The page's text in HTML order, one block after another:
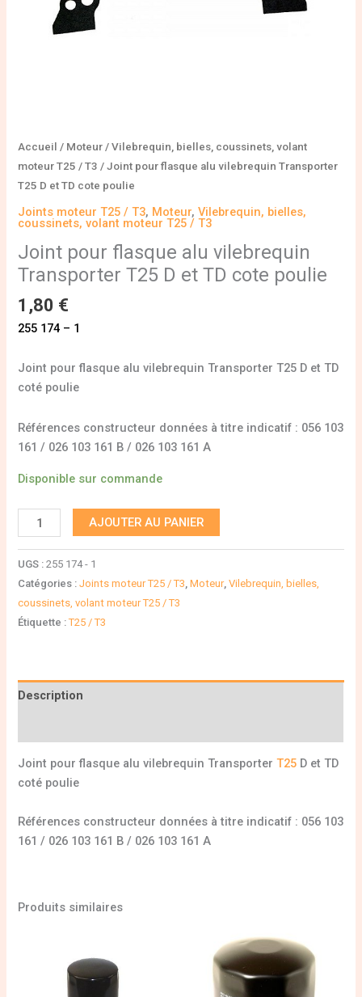
Accueil / Moteur /Vilebrequin, bielles, coussinets, volant
moteur T25 / T3 / Joint pour flasque alu vilebrequin Transporter
T25 D et TD cote poulie
Joints moteur T25 / T3, Moteur,Vilebrequin, bielles,
coussinets, volant moteur T25 / T3
Joint pour flasque alu vilebrequin
Transporter T25 D et TD cote poulie
1,80 €
255 174 – 1
Joint pour flasque alu vilebrequin Transporter T25 D et TD
coté poulie
Références constructeur données à titre indicatif : 056 103
161 / 026 103 161 B / 026 103 161 A
Disponible sur commande
AJOUTER AU PANIER
UGS :255 174 - 1
Catégories :Joints moteur T25 / T3,Moteur,Vilebrequin, bielles,
coussinets, volant moteur T25 / T3
Étiquette :T25 / T3
Description
Joint pour flasque alu vilebrequin TransporterT25 D et TD
coté poulie
Références constructeur données à titre indicatif : 056 103
161 / 026 103 161 B / 026 103 161 A
Produits similaires